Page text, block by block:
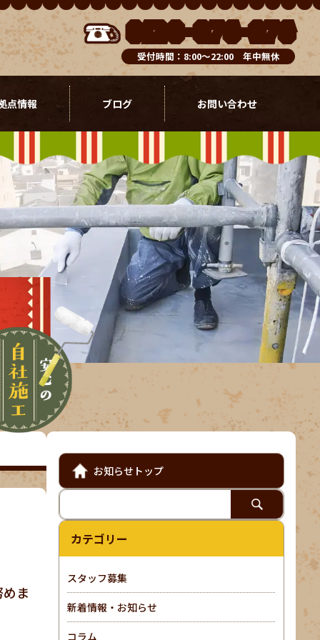
0120-076-976
受付時間：8:00～22:00 年中無休
点情報 ブログ お問い合わせ
ま
お知らせトップ
カテゴリー
スタッフ募集
新着情報・お知らせ
コラム